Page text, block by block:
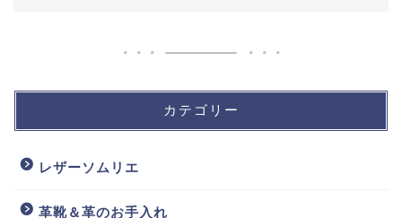
カテゴリー
レザーソムリエ
革靴＆革のお手入れ